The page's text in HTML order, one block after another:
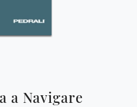
a Navigare